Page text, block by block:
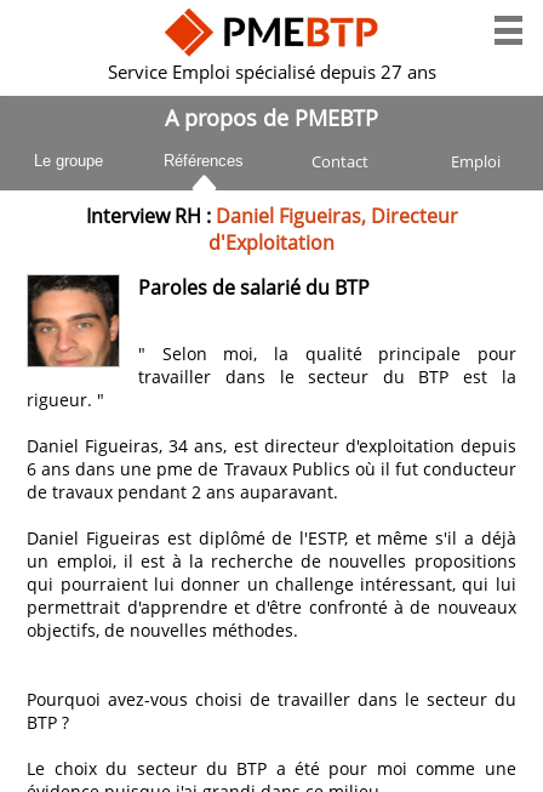
Service Emploi spécialisé depuis 27 ans
A propos de PMEBTP
Le groupe Références Contact Emploi
Interview RH : Daniel Figueiras, Directeur
d'Exploitation
Paroles de salarié du BTP
" Selon moi, la qualité principale pour
travailler dans le secteur du BTP est la
rigueur. "
Daniel Figueiras, 34 ans, est directeur d'exploitation depuis
6 ans dans une pme de Travaux Publics où il fut conducteur
de travaux pendant 2 ans auparavant.
Daniel Figueiras est diplômé de l'ESTP, et même s'il a déjà
un emploi, il est à la recherche de nouvelles propositions
qui pourraient lui donner un challenge intéressant, qui lui
permettrait d'apprendre et d'être confronté à de nouveaux
objectifs, de nouvelles méthodes.
Pourquoi avez-vous choisi de travailler dans le secteur du
BTP ?
Le choix du secteur du BTP a été pour moi comme une